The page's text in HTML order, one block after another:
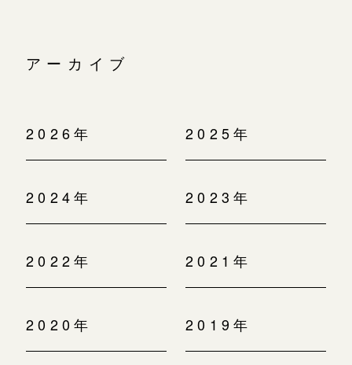
アーカイブ
2026年 2025年
2024年 2023年
2022年 2021年
2020年 2019年